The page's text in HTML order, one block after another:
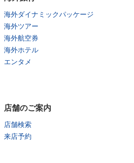
海外ダイナミックパッケージ
海外ツアー
海外航空券
海外ホテル
エンタメ
店舗のご案内
店舗検索
来店予約